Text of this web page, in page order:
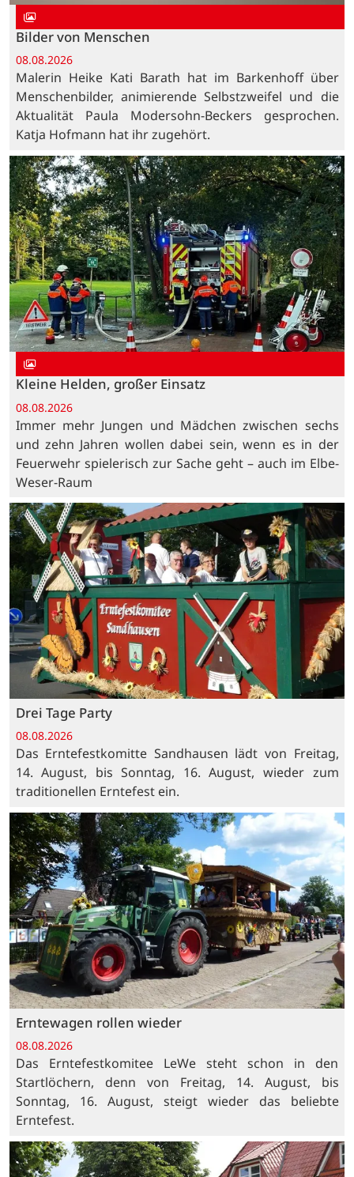
Bilder von Menschen
08.08.2026
Malerin Heike Kati Barath hat im Barkenhoff über
Menschenbilder, animierende Selbstzweifel und die
Aktualität Paula Modersohn-Beckers gesprochen.
Katja Hofmann hat ihr zugehört.
Kleine Helden, großer Einsatz
08.08.2026
Immer mehr Jungen und Mädchen zwischen sechs
und zehn Jahren wollen dabei sein, wenn es in der
Feuerwehr spielerisch zur Sache geht – auch im Elbe-
Weser-Raum
Drei Tage Party
08.08.2026
Das Erntefestkomitte Sandhausen lädt von Freitag,
14. August, bis Sonntag, 16. August, wieder zum
traditionellen Erntefest ein.
Erntewagen rollen wieder
08.08.2026
Das Erntefestkomitee LeWe steht schon in den
Startlöchern, denn von Freitag, 14. August, bis
Sonntag, 16. August, steigt wieder das beliebte
Erntefest.